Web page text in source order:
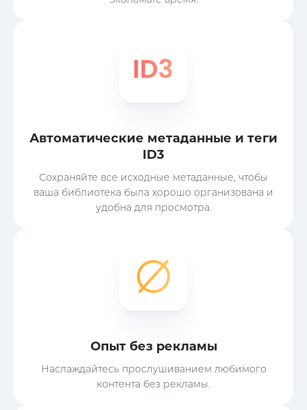
Автоматические метаданные и теги
ID3
Сохраняйте все исходные метаданные, чтобы
ваша библиотека была хорошо организована и
удобна для просмотра.
Опыт без рекламы
Наслаждайтесь прослушиванием любимого
контента без рекламы.